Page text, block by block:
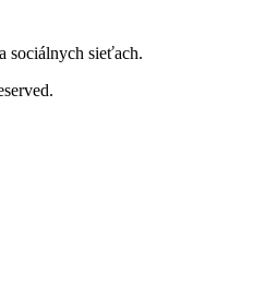
sociálnych sieťach.